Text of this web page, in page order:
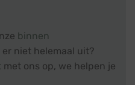
binnen
er niet helemaal uit?
met ons op, we helpen je